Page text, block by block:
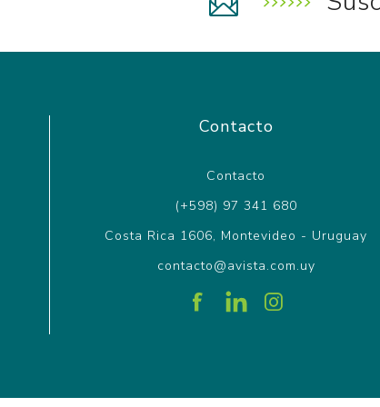
Contacto
Contacto
(+598) 97 341 680
Costa Rica 1606, Montevideo - Uruguay
contacto@avista.com.uy